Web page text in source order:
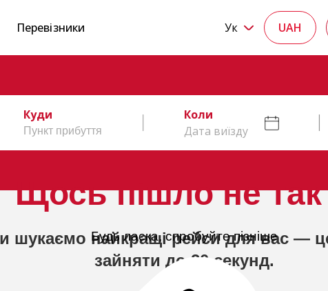
Щось пішло не
Будь ласка, спробуйте пізніше
Перевізники Ук UAH
Куди
Коли
Дата виїзду
шукаємо найкращі рейси для вас —
зайняти до 20 секунд.